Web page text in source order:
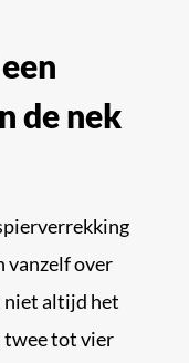
de nek
vanzelf over
niet altijd het
twee tot vier